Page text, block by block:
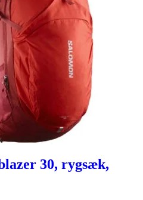
30, rygsæk,